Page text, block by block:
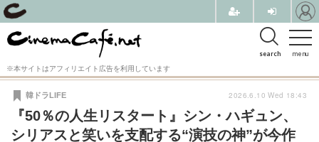
menu
search
※本サイトはアフィリエイト広告を利用しています
『50％の人生リスタート』シン・ハギュン、
シリアスと笑いを支配する“演技の神”が今作
韓ドラLIFE 2026.6.10 Wed 18:43